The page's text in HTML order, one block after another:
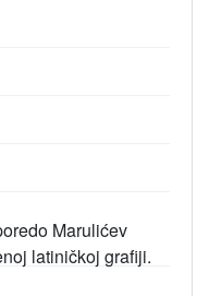
Marulićev
latiničkoj grafiji.